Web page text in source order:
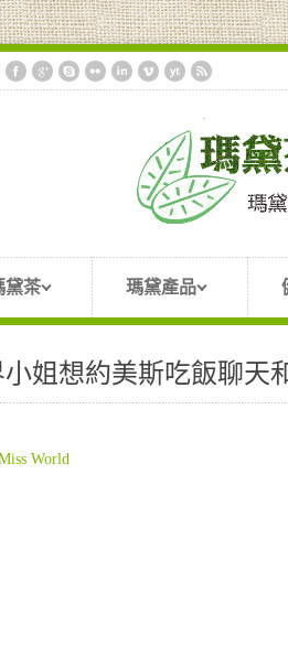
黛茶 瑪黛產品
小姐想約美斯吃飯聊天